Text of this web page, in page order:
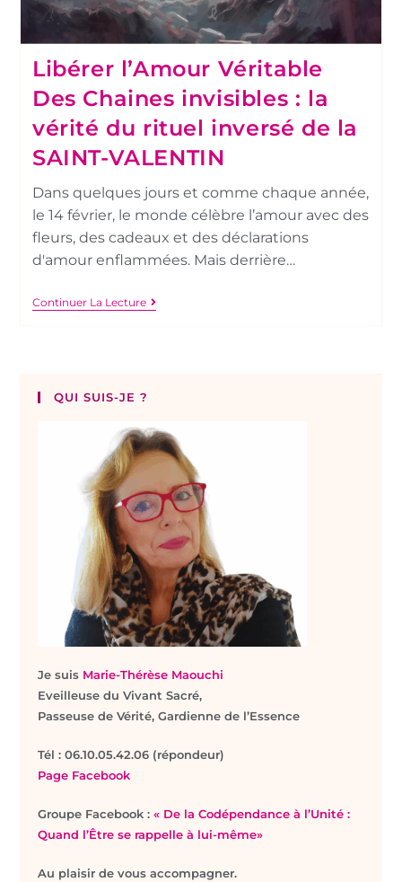
Libérer l’Amour Véritable
Des Chaines invisibles : la
vérité du rituel inversé de la
SAINT-VALENTIN
Dans quelques jours et comme chaque année,
le 14 février, le monde célèbre l’amour avec des
fleurs, des cadeaux et des déclarations
d'amour enflammées. Mais derrière…
Continuer La Lecture
QUI SUIS-JE ?
Je suis Marie-Thérèse Maouchi
Eveilleuse du Vivant Sacré,
Passeuse de Vérité, Gardienne de l’Essence
Tél : 06.10.05.42.06 (répondeur)
Page Facebook
Groupe Facebook :« De la Codépendance à l’Unité :
Quand l’Être se rappelle à lui-même»
Au plaisir de vous accompagner.